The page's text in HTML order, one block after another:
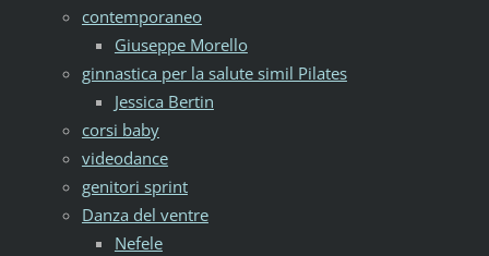
contemporaneo
Giuseppe Morello
ginnastica per la salute simil Pilates
Jessica Bertin
corsi baby
videodance
genitori sprint
Danza del ventre
Nefele